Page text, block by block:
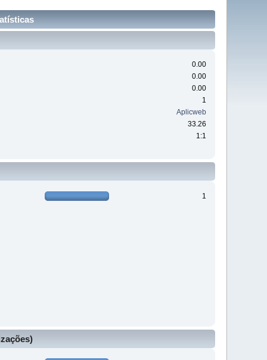
0.00
0.00
0.00
1
Aplicweb
33.26
1:1
1